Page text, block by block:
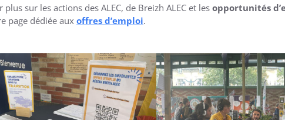
plus sur les actions des ALEC, de Breizh ALEC et les opportunités
page dédiée aux offres d’emploi.